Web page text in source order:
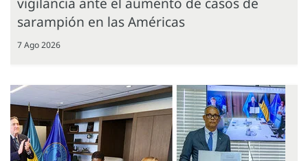
sarampión en las Américas
7 Ago 2026